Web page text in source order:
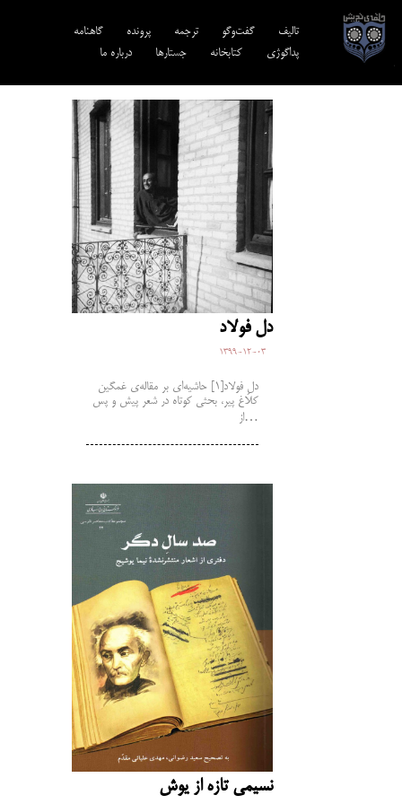
تالیف‎‌ گفت‌وگو ترجمه‌ پرونده
گاهنامه
پداگوژی
کتابخانه جستارها درباره ما
دل فولاد
1399-12-03
دلِ فولاد[1] حاشیه‌ای بر مقاله‌ی غمگین
کلاغ پیر، بحثی کوتاه در شعر پیش و پس
از…
نسیمی تازه از یوش